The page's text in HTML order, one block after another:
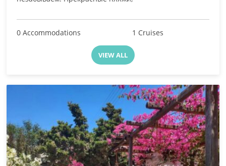
0 Accommodations 1 Cruises
VIEW ALL